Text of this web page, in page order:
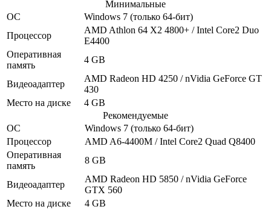
Минимальные
ОС
Windows 7 (только 64-бит)
Процессор
AMD Athlon 64 X2 4800+ / Intel Core2 Duo
E4400
Оперативная
память
4 GB
Видеоадаптер
AMD Radeon HD 4250 / nVidia GeForce GT
430
Место на диске
4 GB
Рекомендуемые
ОС
Windows 7 (только 64-бит)
Процессор
AMD A6-4400M / Intel Core2 Quad Q8400
Оперативная
память
8 GB
Видеоадаптер
AMD Radeon HD 5850 / nVidia GeForce
GTX 560
Место на диске
4 GB